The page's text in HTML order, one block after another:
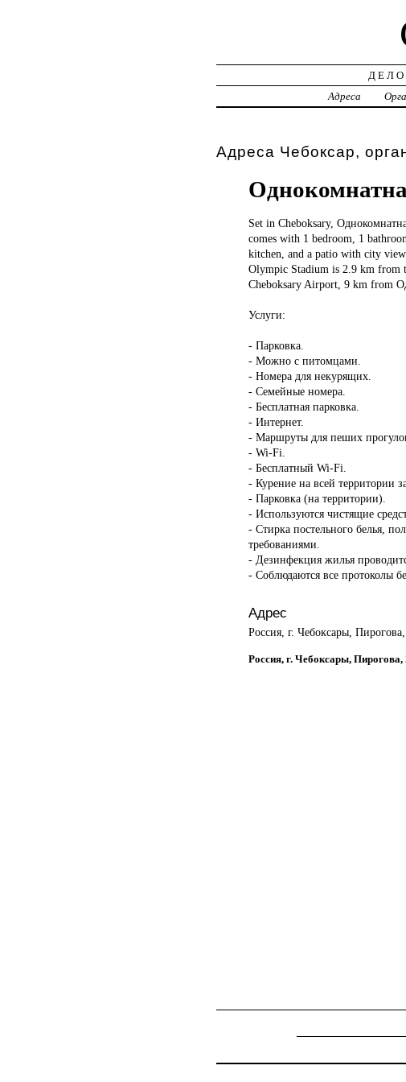
Адреса
Адреса Чебоксар,
Set in Cheboksary,
comes with 1 bedroom, 1
kitchen, and a patio with city
Olympic Stadium is 2.9 km from
Cheboksary Airport, 9 km from
Услуги:
- Парковка.
- Можно с питомцами.
- Номера для некурящих.
- Семейные номера.
- Бесплатная парковка.
- Интернет.
- Маршруты для пеших
- Wi-Fi.
- Бесплатный Wi-Fi.
- Курение на всей территории
- Парковка (на территории).
- Используются чистящие
- Стирка постельного белья,
требованиями.
- Дезинфекция жилья
- Соблюдаются все протоколы
Адрес
Россия, г. Чебоксары,
Россия, г. Чебоксары,